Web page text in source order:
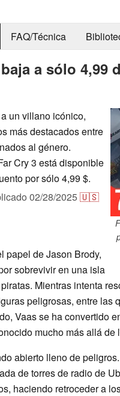
FAQ/Técnica
a sólo 4,99
un villano icónico,
más destacados entre
al género.
Cry 3 está disponible
por sólo 4,99 $.
02/28/2025🇺🇸
papel de Jason Brody,
sobrevivir en una isla
Mientras intenta
peligrosas, entre las
Vaas se ha convertido
mucho más allá de
abierto lleno de
de torres de radio de
haciendo retroceder a